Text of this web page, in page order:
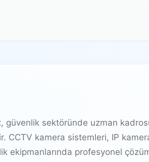
güvenlik sektöründe uzman
CCTV kamera sistemleri, IP
ekipmanlarında profesyonel